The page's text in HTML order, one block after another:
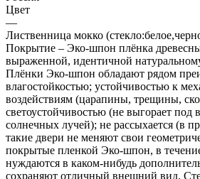
Цвет
—
Лиственница мокко
Покрытие – Эко-шпон плёнка
выраженной, идентичной
Плёнки Эко-шпон обладают рядом
влагостойкостью; устойчивостью к
воздействиям (царапины, трещины,
светоустойчивостью (не выгорает под
солнечных лучей); не рассыхается (в
такие двери не меняют свои
покрытые пленкой Эко-шпон, в
нуждаются в каком-нибудь
сохраняют отличный внешний вид.